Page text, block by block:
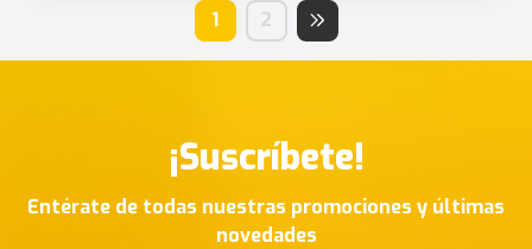
1 2
¡Suscríbete!
Entérate de todas nuestras promociones y últimas
novedades